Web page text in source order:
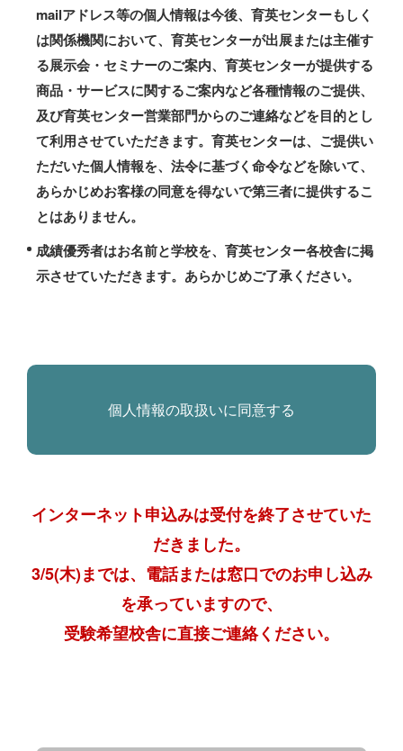
mailアドレス等の個人情報は今後、育英センターもしく
は関係機関において、育英センターが出展または主催す
る展示会・セミナーのご案内、育英センターが提供する
商品・サービスに関するご案内など各種情報のご提供、
及び育英センター営業部門からのご連絡などを目的とし
て利用させていただきます。育英センターは、ご提供い
ただいた個人情報を、法令に基づく命令などを除いて、
あらかじめお客様の同意を得ないで第三者に提供するこ
とはありません。
成績優秀者はお名前と学校を、育英センター各校舎に掲
示させていただきます。あらかじめご了承ください。
インターネット申込みは受付を終了させていた
だきました。
3/5(木)までは、電話または窓口でのお申し込み
を承っていますので、
受験希望校舎に直接ご連絡ください。